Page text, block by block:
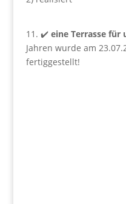
11. ✔️ eine Terrasse für
Jahren wurde am
fertiggestellt!